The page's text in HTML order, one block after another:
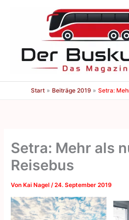
Start Beiträge 2019 Setra:
Setra: Mehr als
Reisebus
Von Kai Nagel/24. September 2019